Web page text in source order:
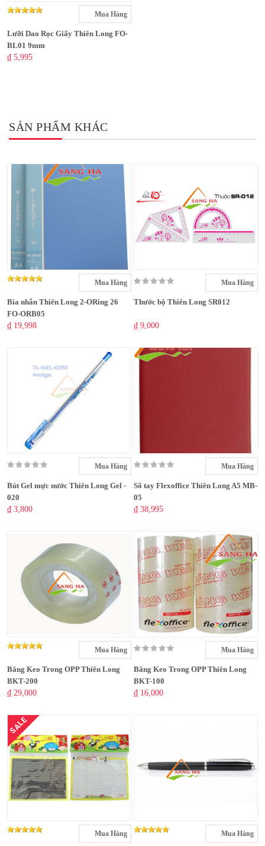
Mua Hàng
Lưỡi Dao Rọc Giấy Thiên Long FO-
BL01 9mm
₫ 5,995
SẢN PHẨM KHÁC
Mua Hàng
Bìa nhẫn Thiên Long 2-ORing 26
FO-ORB05
₫ 19,998
Mua Hàng
Thước bộ Thiên Long SR012
₫ 9,000
Mua Hàng
Bút Gel mực nước Thiên Long Gel -
020
₫ 3,800
Mua Hàng
Sổ tay Flexoffice Thiên Long A5 MB-
05
₫ 38,995
Mua Hàng
Băng Keo Trong OPP Thiên Long
BKT-200
₫ 29,000
Mua Hàng
Băng Keo Trong OPP Thiên Long
BKT-100
₫ 16,000
SALE
Mua Hàng Mua Hàng